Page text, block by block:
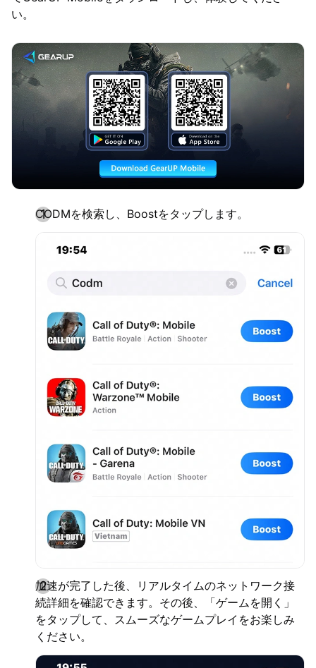
い。
CODMを検索し、Boostをタップします。
加速が完了した後、リアルタイムのネットワーク接
続詳細を確認できます。その後、「ゲームを開く」
をタップして、スムーズなゲームプレイをお楽しみ
ください。